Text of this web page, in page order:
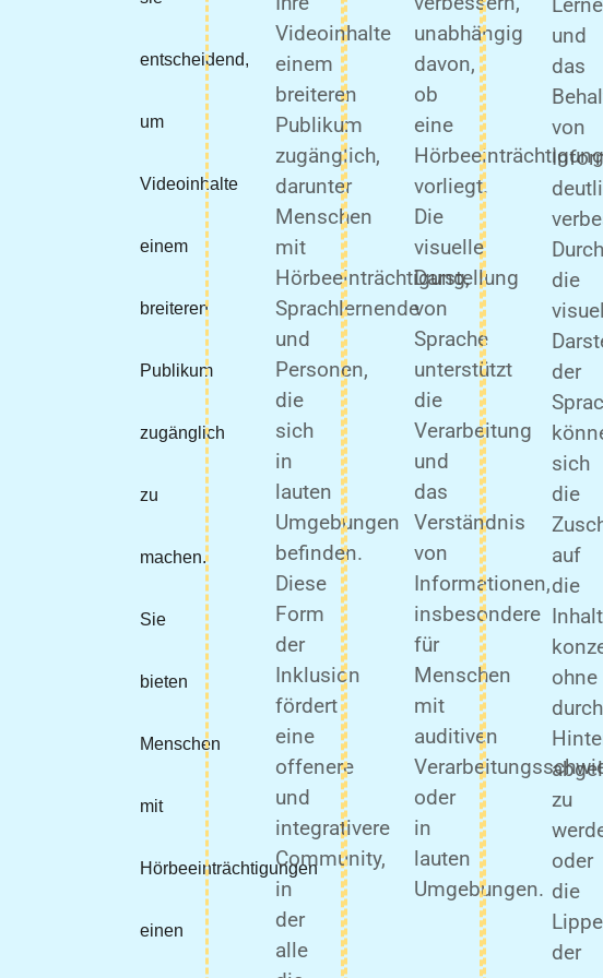
entscheidend,
um
Videoinhalte
einem
breiteren
Publikum
zugänglich
zu
machen.
Sie
bieten
Menschen
mit
Hörbeeinträchtigungen
einen
Videoinhalte
einem
breiteren
Publikum
zugänglich,
darunter
Menschen
mit
Hörbeeinträchtigung,
Sprachlernende
und
Personen,
die
sich
in
lauten
Umgebungen
befinden.
Diese
Form
der
Inklusion
fördert
eine
offenere
und
integrativere
Community,
in
der
alle
unabhängig
davon,
ob
eine
Hörbeeinträchtigung
vorliegt.
Die
visuelle
Darstellung
von
Sprache
unterstützt
die
Verarbeitung
und
das
Verständnis
von
Informationen,
insbesondere
für
Menschen
mit
auditiven
oder
in
lauten
Umgebungen.
und
das
von
Durch
die
der
sich
die
auf
die
ohne
durch
zu
oder
die
der